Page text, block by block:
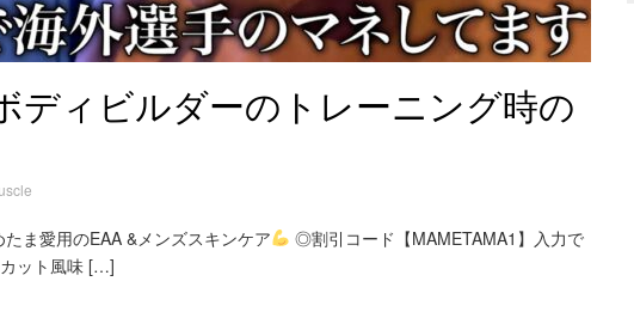
ディビルダーのトレーニング時の
たま愛用のEAA &メンズスキンケア
◎割引コード【MAMETAMA1】入力で
ット風味 […]